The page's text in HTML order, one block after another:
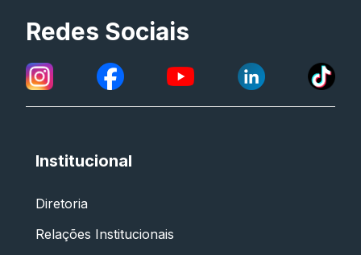
Redes Sociais
Institucional
Diretoria
Relações Institucionais